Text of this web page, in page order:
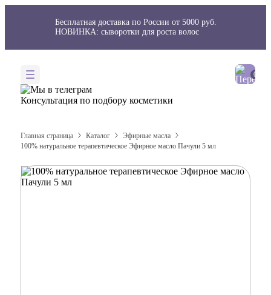
Бесплатная доставка по России от 5000 руб.
НОВИНКА: сыворотки для роста волос
Консультация по подбору косметики
Главная страница Каталог
Эфирные масла
100% натуральное терапевтическое Эфирное масло Пачули 5 мл